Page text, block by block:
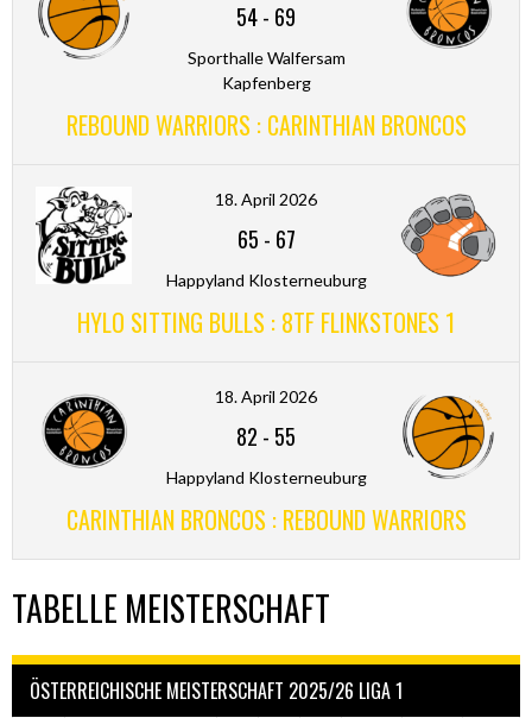
54- 69
Sporthalle Walfersam
Kapfenberg
REBOUND WARRIORS : CARINTHIAN BRONCOS
18. April 2026
65 - 67
Happyland Klosterneuburg
HYLO SITTING BULLS : 8TF FLINKSTONES 1
18. April 2026
82 - 55
Happyland Klosterneuburg
CARINTHIAN BRONCOS : REBOUND WARRIORS
TABELLE MEISTERSCHAFT
ÖSTERREICHISCHE MEISTERSCHAFT 2025/26 LIGA 1